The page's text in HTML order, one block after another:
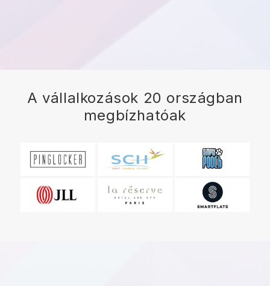
A vállalkozások 20 országban
megbízhatóak